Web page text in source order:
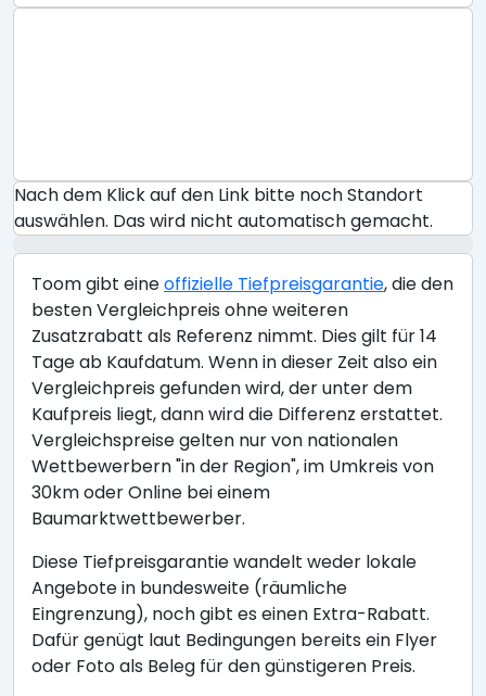
Nach dem Klick auf den Link bitte noch Standort
auswählen. Das wird nicht automatisch gemacht.
Toom gibt eineoffizielle Tiefpreisgarantie, die den
besten Vergleichpreis ohne weiteren
Zusatzrabatt als Referenz nimmt. Dies gilt für 14
Tage ab Kaufdatum. Wenn in dieser Zeit also ein
Vergleichpreis gefunden wird, der unter dem
Kaufpreis liegt, dann wird die Differenz erstattet.
Vergleichspreise gelten nur von nationalen
Wettbewerbern "in der Region", im Umkreis von
30km oder Online bei einem
Baumarktwettbewerber.
Diese Tiefpreisgarantie wandelt weder lokale
Angebote in bundesweite (räumliche
Eingrenzung), noch gibt es einen Extra-Rabatt.
Dafür genügt laut Bedingungen bereits ein Flyer
oder Foto als Beleg für den günstigeren Preis.